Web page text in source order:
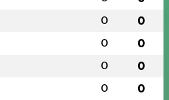
0 0
0 0
0 0
0 0